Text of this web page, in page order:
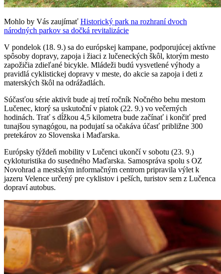
Mohlo by Vás zaujímať Historický park na rozhraní dvoch
národných parkov sa dočká revitalizácie
V pondelok (18. 9.) sa do európskej kampane, podporujúcej aktívne
spôsoby dopravy, zapoja i žiaci z lučeneckých škôl, ktorým mesto
zapožičia zdieľané bicykle. Mládeži budú vysvetlené výhody a
pravidlá cyklistickej dopravy v meste, do akcie sa zapoja i deti z
materských škôl na odrážadlách.
Súčasťou série aktivít bude aj tretí ročník Nočného behu mestom
Lučenec, ktorý sa uskutoční v piatok (22. 9.) vo večerných
hodinách. Trať s dĺžkou 4,5 kilometra bude začínať i končiť pred
tunajšou synagógou, na podujatí sa očakáva účasť približne 300
pretekárov zo Slovenska i Maďarska.
Európsky týždeň mobility v Lučenci ukončí v sobotu (23. 9.)
cykloturistika do susedného Maďarska. Samospráva spolu s OZ
Novohrad a mestským informačným centrom pripravila výlet k
jazeru Velence určený pre cyklistov i peších, turistov sem z Lučenca
dopraví autobus.